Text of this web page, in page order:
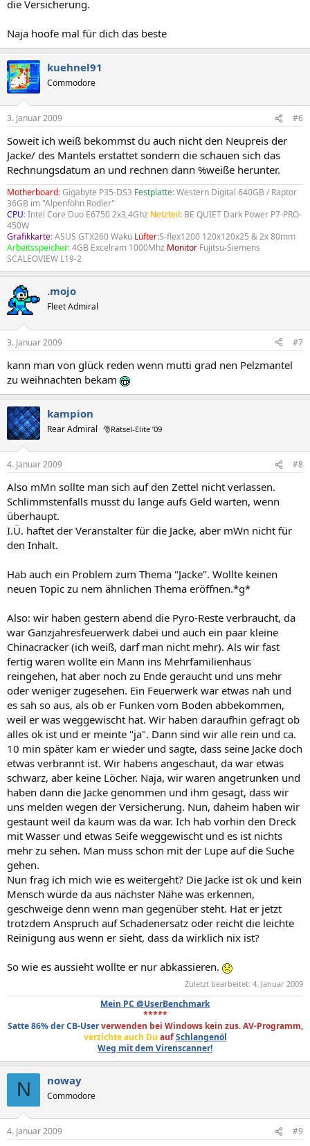
die Versicherung.
Naja hoofe mal für dich das beste
kuehnel91
Commodore
3. Januar 2009 #6
Soweit ich weiß bekommst du auch nicht den Neupreis der
Jacke/ des Mantels erstattet sondern die schauen sich das
Rechnungsdatum an und rechnen dann %weiße herunter.
Motherboard: Gigabyte P35-DS3 Festplatte: Western Digital 640GB / Raptor
36GB im "Alpenföhn Rodler"
CPU: Intel Core Duo E6750 2x3,4Ghz Netzteil: BE QUIET Dark Power P7-PRO-
450W
Grafikkarte: ASUS GTX260 Wakü Lüfter:S-flex1200 120x120x25 & 2x 80mm
Arbeitsspeicher: 4GB Excelram 1000Mhz Monitor Fujitsu-Siemens
SCALEOVIEW L19-2
.mojo
Fleet Admiral
3. Januar 2009 #7
kann man von glück reden wenn mutti grad nen Pelzmantel
zu weihnachten bekam
kampion
Rear Admiral 🎅Rätsel-Elite ’09
4. Januar 2009 #8
Also mMn sollte man sich auf den Zettel nicht verlassen.
Schlimmstenfalls musst du lange aufs Geld warten, wenn
überhaupt.
I.Ü. haftet der Veranstalter für die Jacke, aber mWn nicht für
den Inhalt.
Hab auch ein Problem zum Thema "Jacke". Wollte keinen
neuen Topic zu nem ähnlichen Thema eröffnen.*g*
Also: wir haben gestern abend die Pyro-Reste verbraucht, da
war Ganzjahresfeuerwerk dabei und auch ein paar kleine
Chinacracker (ich weiß, darf man nicht mehr). Als wir fast
fertig waren wollte ein Mann ins Mehrfamilienhaus
reingehen, hat aber noch zu Ende geraucht und uns mehr
oder weniger zugesehen. Ein Feuerwerk war etwas nah und
es sah so aus, als ob er Funken vom Boden abbekommen,
weil er was weggewischt hat. Wir haben daraufhin gefragt ob
alles ok ist und er meinte "ja". Dann sind wir alle rein und ca.
10 min später kam er wieder und sagte, dass seine Jacke doch
etwas verbrannt ist. Wir habens angeschaut, da war etwas
schwarz, aber keine Löcher. Naja, wir waren angetrunken und
haben dann die Jacke genommen und ihm gesagt, dass wir
uns melden wegen der Versicherung. Nun, daheim haben wir
gestaunt weil da kaum was da war. Ich hab vorhin den Dreck
mit Wasser und etwas Seife weggewischt und es ist nichts
mehr zu sehen. Man muss schon mit der Lupe auf die Suche
gehen.
Nun frag ich mich wie es weitergeht? Die Jacke ist ok und kein
Mensch würde da aus nächster Nähe was erkennen,
geschweige denn wenn man gegenüber steht. Hat er jetzt
trotzdem Anspruch auf Schadenersatz oder reicht die leichte
Reinigung aus wenn er sieht, dass da wirklich nix ist?
So wie es aussieht wollte er nur abkassieren.
Zuletzt bearbeitet: 4. Januar 2009
Mein PC @UserBenchmark
*****
Satte 86% der CB-Userverwenden bei Windows kein zus. AV-Programm,
verzichte auch Du auf Schlangenöl
Weg mit dem Virenscanner!
N noway
Commodore
4. Januar 2009 #9